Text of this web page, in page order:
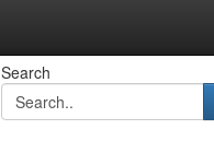
Search